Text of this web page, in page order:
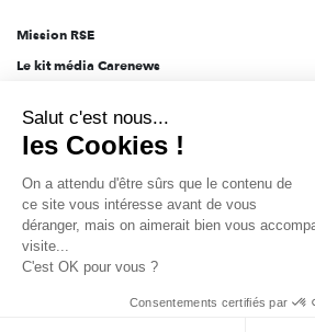
Mission RSE
Le kit média Carenews
AEF info
Novethic
PRODURABLE
Inclusiv Day
Données personnelles Mentions légales
Salut c'est nous...
les Cookies !
On a attendu d'être sûrs que le contenu de
ce site vous intéresse avant de vous
déranger, mais on aimerait bien vous
visite...
C'est OK pour vous ?
Consentements certifiés par